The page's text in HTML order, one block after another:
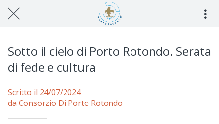
Sotto il cielo di Porto Rotondo. Serata
di fede e cultura
Scritto il 24/07/2024
da Consorzio Di Porto Rotondo